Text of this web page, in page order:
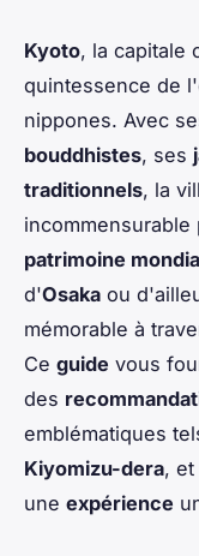
Kyoto, la capitale
quintessence de
nippones. Avec
bouddhistes, ses
traditionnels, la
patrimoine
d'Osaka ou
mémorable à
Ce guide vous
des
emblématiques
Kiyomizu-dera,
une expérience